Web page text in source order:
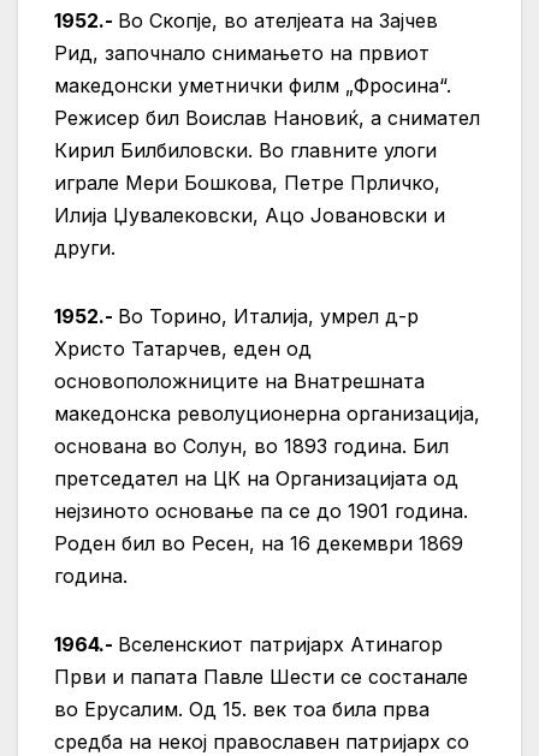
1952.- Во Скопје, во ателјеата на Зајчев
Рид, започнало снимањето на првиот
македонски уметнички филм „Фросина“.
Режисер бил Воислав Нановиќ, а снимател
Кирил Билбиловски. Во главните улоги
играле Мери Бошкова, Петре Прличко,
Илија Џувалековски, Ацо Јовановски и
други.
1952.- Во Торино, Италија, умрел д-р
Христо Татарчев, еден од
основоположниците на Внатрешната
македонска револуционерна организација,
основана во Солун, во 1893 година. Бил
претседател на ЦК на Организацијата од
нејзиното основање па се до 1901 година.
Роден бил во Ресен, на 16 декември 1869
година.
1964.- Вселенскиот патријарх Атинагор
Први и папата Павле Шести се состанале
во Ерусалим. Од 15. век тоа била прва
средба на некој православен патријарх со